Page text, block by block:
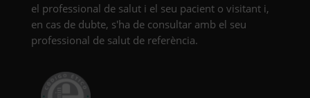
el professional de salut i el seu pacient o visitant i,
en cas de dubte, s'ha de consultar amb el seu
professional de salut de referència.